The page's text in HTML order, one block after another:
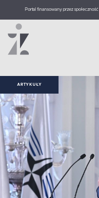
Portal finansowany przez społeczność
ARTYKUŁY